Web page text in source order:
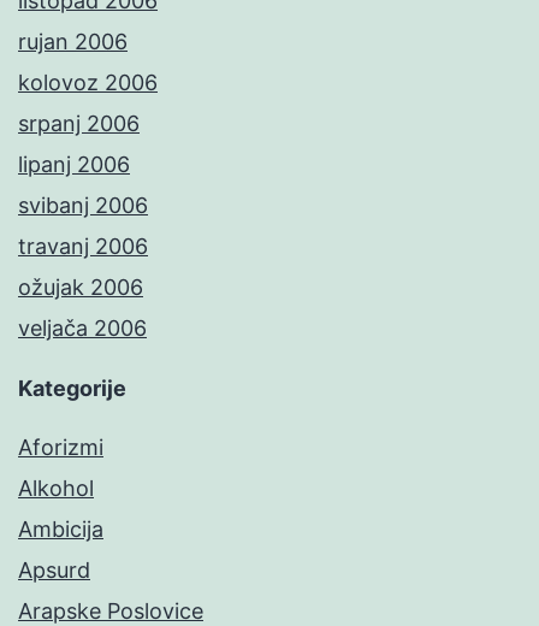
rujan 2006
kolovoz 2006
srpanj 2006
lipanj 2006
svibanj 2006
travanj 2006
ožujak 2006
veljača 2006
Kategorije
Aforizmi
Alkohol
Ambicija
Apsurd
Arapske Poslovice